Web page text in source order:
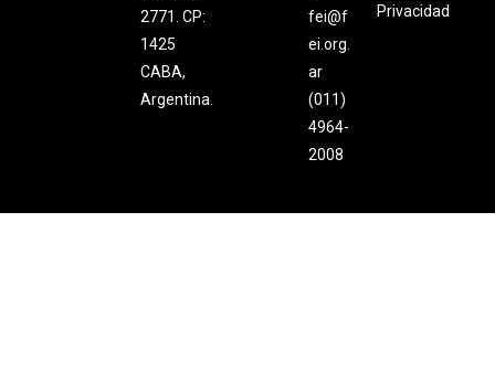
2771. CP:
1425
CABA,
Argentina.
fei@f
ei.org.
ar
(011)
4964-
2008
Privacidad